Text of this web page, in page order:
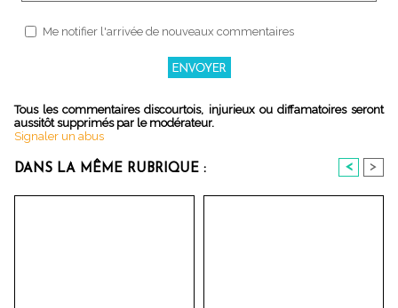
Me notifier l'arrivée de nouveaux commentaires
Tous les commentaires discourtois, injurieux ou diffamatoires seront
aussitôt supprimés par le modérateur.
Signaler un abus
DANS LA MÊME RUBRIQUE : < >